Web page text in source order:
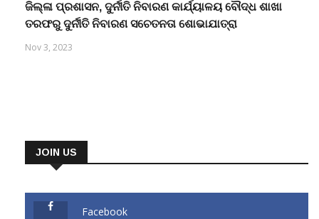
ଜିଲ୍ଳା ପ୍ରଶାସନ, ଦୁର୍ନୀତି ନିବାରଣ କାର୍ଯ୍ୟାଳୟ ବୌଦ୍ଧ ଶାଖା
ତରଫରୁ ଦୁର୍ନୀତି ନିବାରଣ ସଚେତନତା ଶୋଭାଯାତ୍ରା
Nov 3, 2023
JOIN US
Facebook